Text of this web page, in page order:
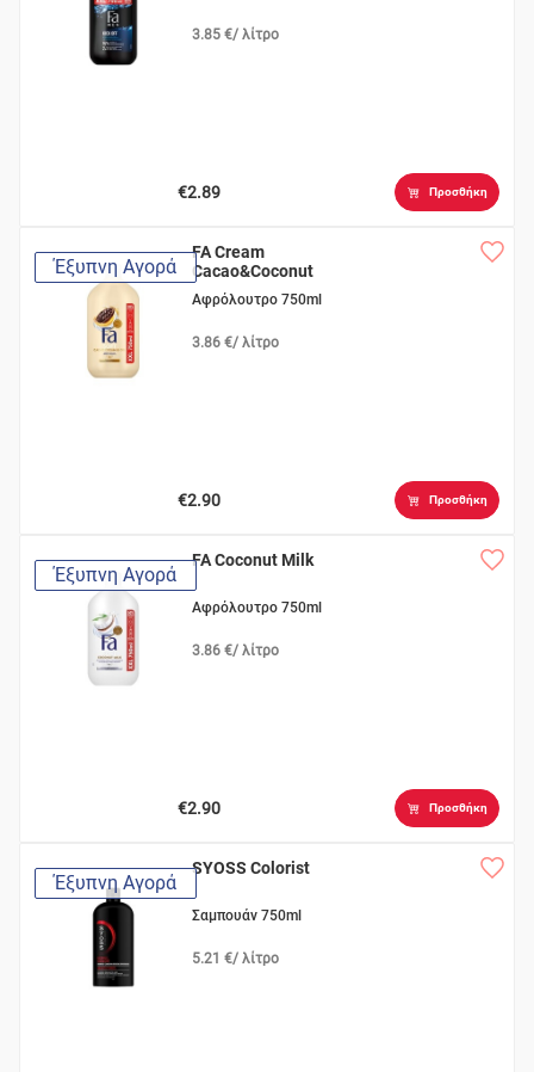
3.85 €/ λίτρο
€2.89 Προσθήκη
Έξυπνη Αγορά
FA Cream
Cacao&Coconut
Αφρόλουτρο 750ml
3.86 €/ λίτρο
€2.90 Προσθήκη
Έξυπνη Αγορά
FA Coconut Milk
Αφρόλουτρο 750ml
3.86 €/ λίτρο
€2.90 Προσθήκη
Έξυπνη Αγορά
SYOSS Colorist
Σαμπουάν 750ml
5.21 €/ λίτρο